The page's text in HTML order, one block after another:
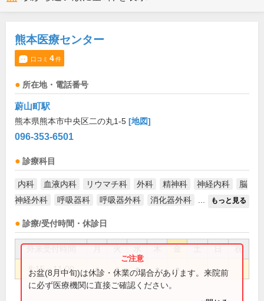
熊本医療センター
口コミ 4件
所在地・電話番号
蔚山町駅
熊本県熊本市中央区二の丸1-5 [地図]
096-353-6501
診療科目
内科 血液内科 リウマチ科 外科 精神科 神経内科
脳
神経外科
呼吸器科 呼吸器外科 消化器外科 もっと見る
診療/受付時間・休診日
祝
8:15～11:00 ● ● ● ● ●
お盆(8月中旬)は休診・休業の場合があります。来院前
に必ず医療機関に直接ご確認ください。